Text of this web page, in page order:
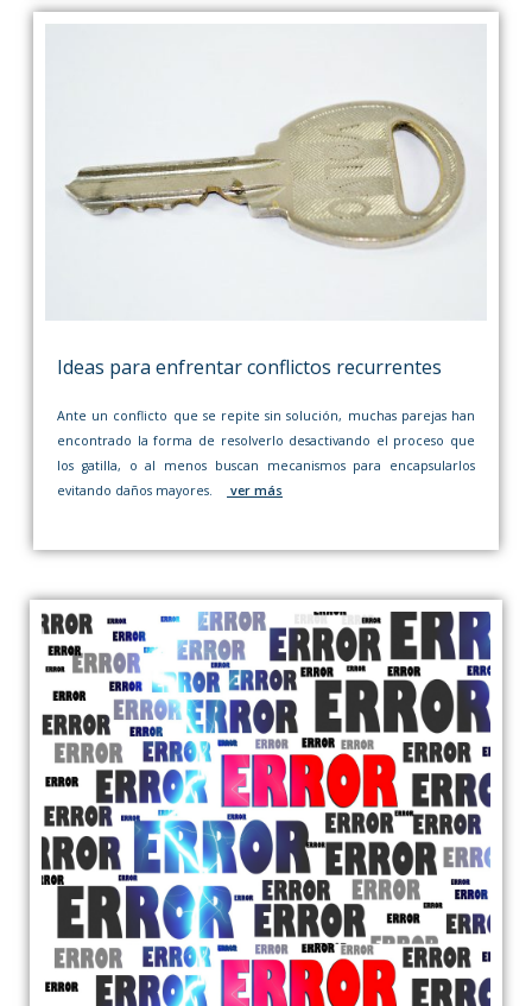
Ideas para enfrentar conflictos recurrentes
Ante un conflicto que se repite sin solución, muchas parejas han
encontrado la forma de resolverlo desactivando el proceso que
los gatilla, o al menos buscan mecanismos para encapsularlos
evitando daños mayores.
ver más